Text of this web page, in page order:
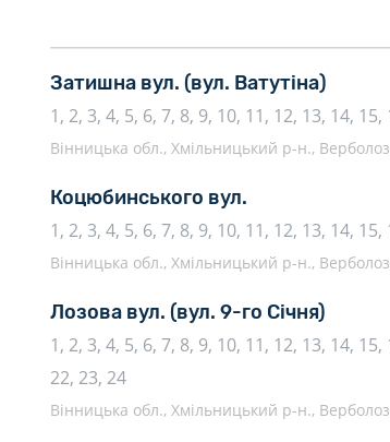
Затишна вул. (вул. Ватутіна)
1, 2, 3, 4, 5, 6, 7, 8, 9, 10, 11, 12, 13, 14, 15,
Вінницька обл., Хмільницький р-н.,
Коцюбинського вул.
1, 2, 3, 4, 5, 6, 7, 8, 9, 10, 11, 12, 13, 14, 15,
Вінницька обл., Хмільницький р-н.,
Лозова вул. (вул. 9-го Січня)
1, 2, 3, 4, 5, 6, 7, 8, 9, 10, 11, 12, 13, 14,
22, 23, 24
Вінницька обл., Хмільницький р-н.,